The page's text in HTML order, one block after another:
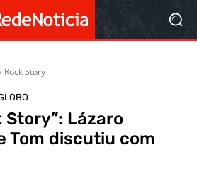
Rock Story
Story”: Lázaro
Tom discutiu com